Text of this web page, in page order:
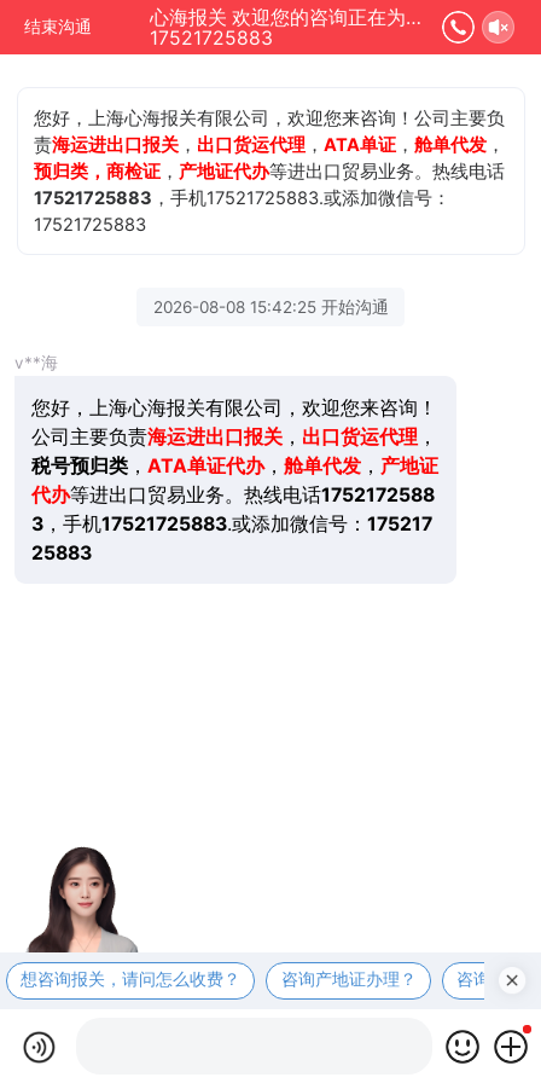
结束沟通
心海报关 欢迎您的咨询正在为您服务
17521725883
您好，上海心海报关有限公司，欢迎您来咨询！公司主要负
责海运进出口报关 ， 出口货运代理 ，ATA单证 ，舱单代发 ，
预归类，商检证 ， 产地证代办等进出口贸易业务。热线电话
17521725883 ，手机17521725883.或添加微信号：
17521725883
2026-08-08 15:42:25 开始沟通
v**海
您好，上海心海报关有限公司，欢迎您来咨询！
公司主要负责海运进出口报关， 出口货运代理 ，
税号预归类， ATA单证代办， 舱单代发， 产地证
代办等进出口贸易业务。热线电话1752172588
3，手机17521725883.或添加微信号： 175217
25883
想咨询报关，请问怎么收费？ 咨询产地证办理？ 咨询商检